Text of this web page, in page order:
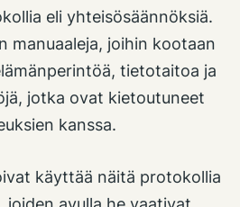
eli yhteisösäännöksiä.
manuaaleja, joihin kootaan
tietotaitoa ja
jotka ovat kietoutuneet
kanssa.
käyttää näitä protokollia